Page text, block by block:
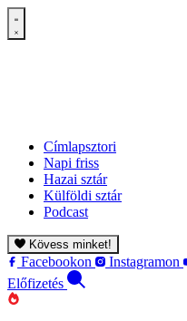
Címlapsztori
Napi friss
Hazai sztár
Külföldi sztár
Podcast
Kövess minket!
Facebookon Instagramon
Előfizetés